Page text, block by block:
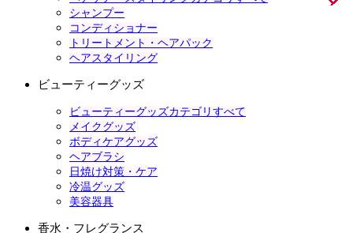
シャンプー
コンディショナー
トリートメント・ヘアパック
ヘアスタイリング
ビューティーグッズ
ビューティーグッズカテゴリすべて
メイクグッズ
ボディケアグッズ
ヘアブラシ
日焼け対策・ケア
冷温グッズ
美容器具
香水・フレグランス